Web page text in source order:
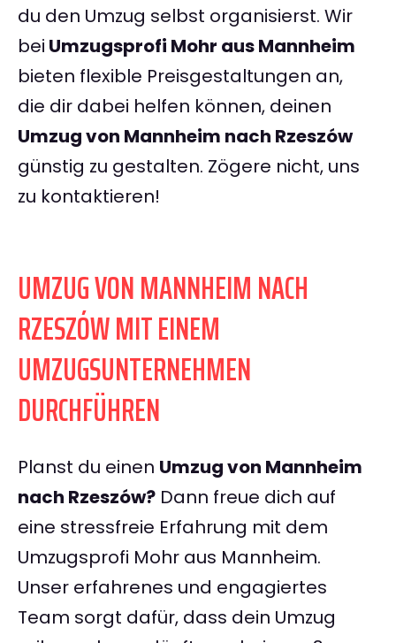
du den Umzug selbst organisierst. Wir
bei Umzugsprofi Mohr aus Mannheim
bieten flexible Preisgestaltungen an,
die dir dabei helfen können, deinen
Umzug von Mannheim nach Rzeszów
günstig zu gestalten. Zögere nicht, uns
zu kontaktieren!
UMZUG VON MANNHEIM NACH
RZESZÓW MIT EINEM
UMZUGSUNTERNEHMEN
DURCHFÜHREN
Planst du einen Umzug von Mannheim
nach Rzeszów? Dann freue dich auf
eine stressfreie Erfahrung mit dem
Umzugsprofi Mohr aus Mannheim.
Unser erfahrenes und engagiertes
Team sorgt dafür, dass dein Umzug